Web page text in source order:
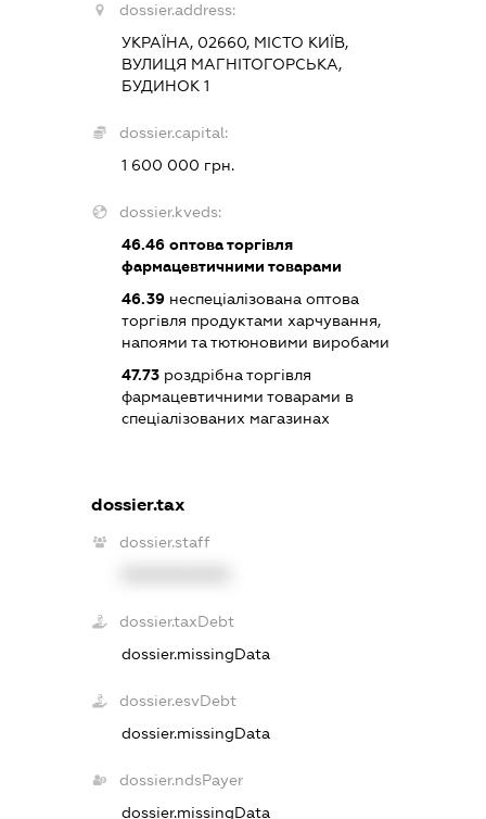
dossier.address:
УКРАЇНА, 02660, МІСТО КИЇВ,
ВУЛИЦЯ МАГНІТОГОРСЬКА,
БУДИНОК 1
dossier.capital:
1 600 000 грн.
dossier.kveds:
46.46 оптова торгівля
фармацевтичними товарами
46.39 неспеціалізована оптова
торгівля продуктами харчування,
напоями та тютюновими виробами
47.73 роздрібна торгівля
фармацевтичними товарами в
спеціалізованих магазинах
dossier.tax
dossier.staff
dossier.taxDebt
dossier.missingData
dossier.esvDebt
dossier.missingData
dossier.ndsPayer
dossier.missingData